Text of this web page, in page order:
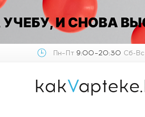
Пн–Пт9:00–20:30 Сб-Вс